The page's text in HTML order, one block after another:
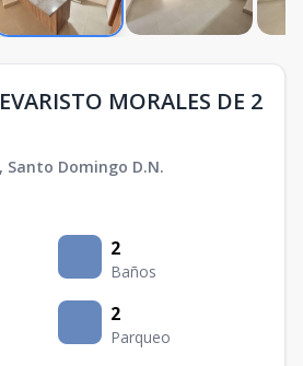
MORALES DE 2
, Santo Domingo D.N.
2
Baños
2
Parqueo